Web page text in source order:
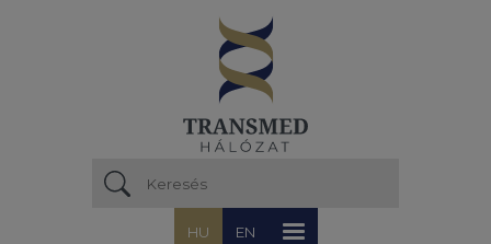
HU EN